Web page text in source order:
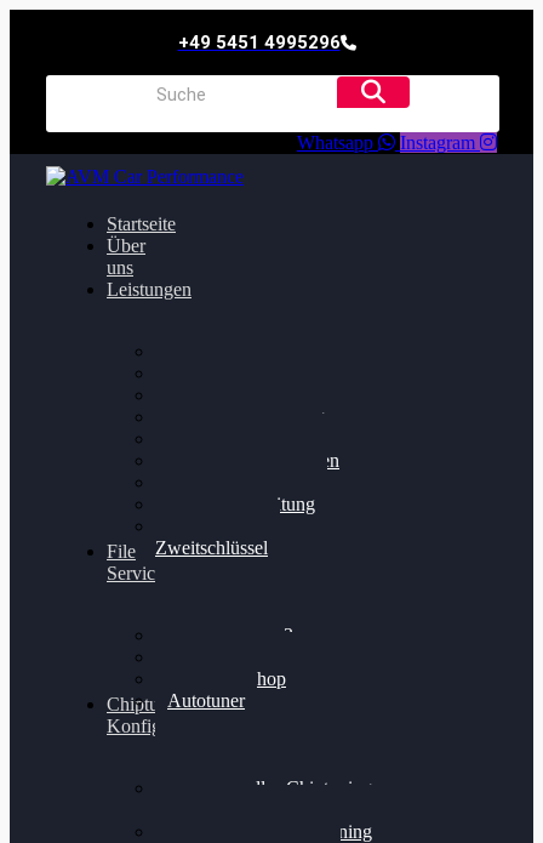
+49 5451 4995296
Whatsapp Instagram
Startseite
Über
uns
Leistungen
Getriebeoptimierung
Bremsscheiben planen
Felgenaufbereitung
Zweitschlüssel
File
Service
Alientech Kess3
Alientech Shop
Autotuner
Chiptuning
Konfigurator
Professionelles Chiptuning
Professionelles Chiptuning